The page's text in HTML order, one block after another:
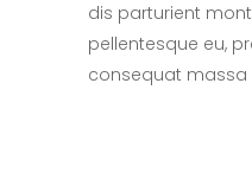
dis parturient
pellentesque eu,
consequat massa